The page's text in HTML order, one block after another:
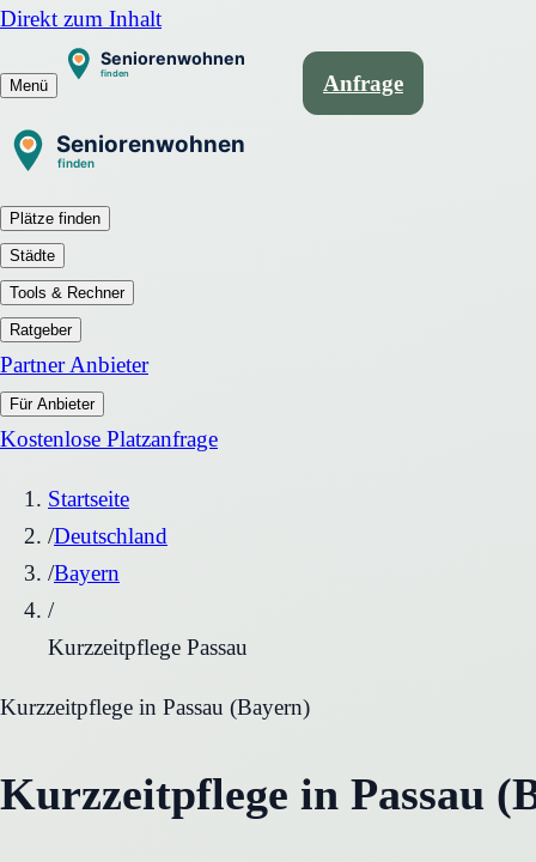
Direkt zum Inhalt
Menü Anfrage
Plätze finden
Städte
Tools & Rechner
Ratgeber
Partner Anbieter
Für Anbieter
Kostenlose Platzanfrage
Startseite
/Deutschland
/Bayern
/
Kurzzeitpflege Passau
Kurzzeitpflege in Passau (Bayern)
Kurzzeitpflege in Passau